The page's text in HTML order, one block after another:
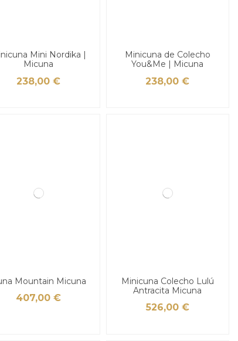
Mini Nordika |
Micuna
238,00 €
Minicuna de Colecho
You&Me | Micuna
238,00 €
Mountain Micuna
407,00 €
Minicuna Colecho Lulú
Antracita Micuna
526,00 €